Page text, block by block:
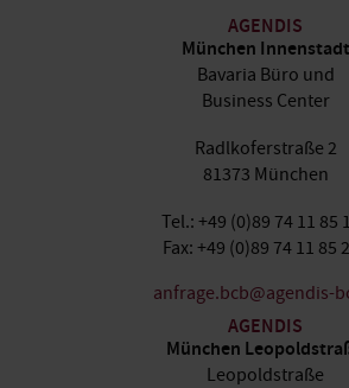
AGENDIS
München Innenstadt
Bavaria Büro und
Business Center
Radlkoferstraße 2
81373 München
Tel.: +49 (0)89 74 11 85
Fax: +49 (0)89 74 11 85
anfrage.bcb@agendis-
AGENDIS
München
Leopoldstraße